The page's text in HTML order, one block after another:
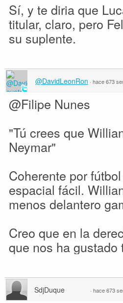
Sí, y te diria que
titular, claro, pero
su suplente.
@DavidLeonRon · hace 673
@Filipe Nunes
"Tú crees que
Neymar"
Coherente por
espacial fácil.
menos delantero
Creo que en la
que nos ha
SdjDuque · hace 673